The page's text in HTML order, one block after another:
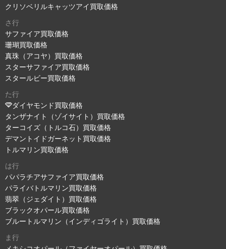
クリソベリルキャッツアイ買取価格
さ行
サファイア買取価格
珊瑚買取価格
真珠（アコヤ）買取価格
スターサファイア買取価格
スタールビー買取価格
た行
ダイヤモンド買取価格
タンザナイト（ゾイサイト）買取価格
ターコイズ（トルコ石）買取価格
デマントイドガーネット買取価格
トルマリン買取価格
は行
パパラチアサファイア買取価格
パライバトルマリン買取価格
翡翠（ジェダイト）買取価格
ブラックオパール買取価格
ブルートルマリン（インディゴライト）買取価格
ま行